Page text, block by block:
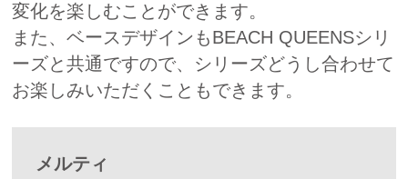
変化を楽しむことができます。
また、ベースデザインもBEACH QUEENSシリ
ーズと共通ですので、シリーズどうし合わせて
お楽しみいただくこともできます。
メルティ